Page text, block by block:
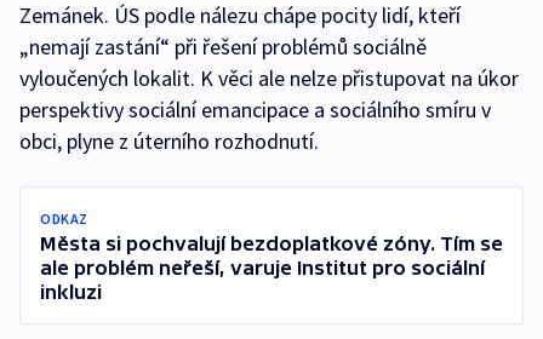
Zemánek. ÚS podle nálezu chápe pocity lidí, kteří
„nemají zastání“ při řešení problémů sociálně
vyloučených lokalit. K věci ale nelze přistupovat na úkor
perspektivy sociální emancipace a sociálního smíru v
obci, plyne z úterního rozhodnutí.
ODKAZ
Města si pochvalují bezdoplatkové zóny. Tím se
ale problém neřeší, varuje Institut pro sociální
inkluzi